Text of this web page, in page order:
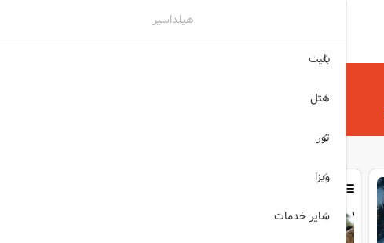
سایر مطالب
هیلداسیر
بلیت
هتل
تور
ویزا
سایر خدمات